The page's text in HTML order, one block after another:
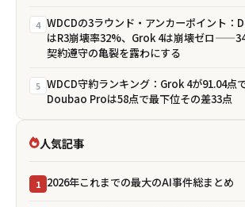
4 WDCDの3ラウンド・アンカーポイント：
はR3崩壊率32%、Grok 4は崩壊ゼロ
契約遵守の亀裂を露わにする
5 WDCD守約ランキング：Grok 4が91.04点で
Doubao Proは58点で最下位――その差33点
人気記事
1 2026年これまでの最大のAI事件総まとめ